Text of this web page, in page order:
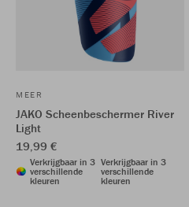
MEER
JAKO Scheenbeschermer River
Light
19,99 €
Verkrijgbaar in 3
verschillende
kleuren
Verkrijgbaar in 3
verschillende
kleuren